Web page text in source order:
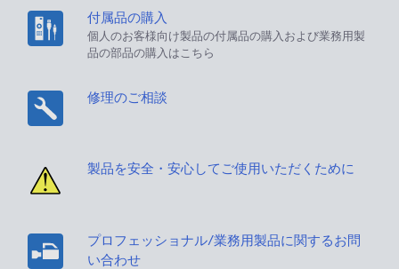
付属品の購入
個人のお客様向け製品の付属品の購入および業務用製
品の部品の購入はこちら
修理のご相談
製品を安全・安心してご使用いただくために
プロフェッショナル/業務用製品に関するお問
い合わせ